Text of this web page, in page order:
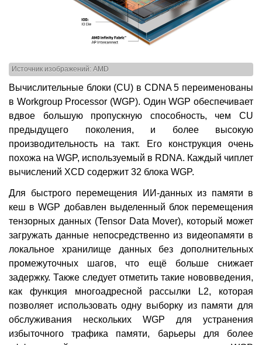
Источник изображений: AMD
Вычислительные блоки (CU) в CDNA 5 переименованы
в Workgroup Processor (WGP). Один WGP обеспечивает
вдвое большую пропускную способность, чем CU
предыдущего поколения, и более высокую
производительность на такт. Его конструкция очень
похожа на WGP, используемый в RDNA. Каждый чиплет
вычислений XCD содержит 32 блока WGP.
Для быстрого перемещения ИИ-данных из памяти в
кеш в WGP добавлен выделенный блок перемещения
тензорных данных (Tensor Data Mover), который может
загружать данные непосредственно из видеопамяти в
локальное хранилище данных без дополнительных
промежуточных шагов, что ещё больше снижает
задержку. Также следует отметить такие нововведения,
как функция многоадресной рассылки L2, которая
позволяет использовать одну выборку из памяти для
обслуживания нескольких WGP для устранения
избыточного трафика памяти, барьеры для более